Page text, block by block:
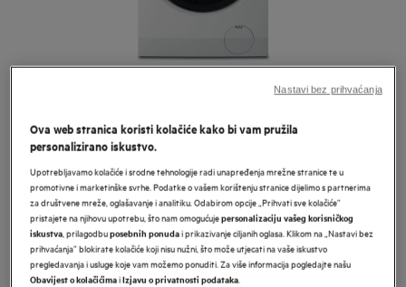
AEG 6000 Series perilica rublja
kapaciteta 8 kg i 1400 okretaja
Informacijski list proizvoda
Ova web stranica koristi kolačiće kako bi vam pružila
personalizirano iskustvo.
Upotrebljavamo kolačiće i srodne tehnologije radi unapređenja mrežne stranice te u
promotivne i marketinške svrhe. Podatke o vašem korištenju stranice dijelimo s partnerima
za društvene mreže, oglašavanje i analitiku. Odabirom opcije „Prihvati sve kolačiće”
pristajete na njihovu upotrebu, što nam omogućujepersonalizaciju vašeg korisničkog
iskustva, prilagodbuposebnih ponudai prikazivanje ciljanih oglasa. Klikom na „Nastavi bez
prihvaćanja” blokirate kolačiće koji nisu nužni, što može utjecati na vaše iskustvo
pregledavanja i usluge koje vam možemo ponuditi. Za više informacija pogledajte našu
Obavijest o kolačićimaiIzjavu o privatnosti podataka.
Nastavi bez prihvaćanja